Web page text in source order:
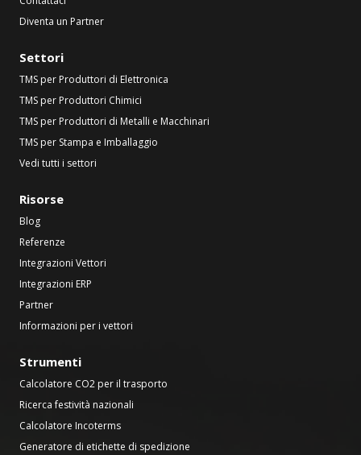
Diventa un Partner
Settori
TMS per Produttori di Elettronica
TMS per Produttori Chimici
TMS per Produttori di Metalli e Macchinari
TMS per Stampa e Imballaggio
Vedi tutti i settori
Risorse
Blog
Referenze
Integrazioni Vettori
Integrazioni ERP
Partner
Informazioni per i vettori
Strumenti
Calcolatore CO2 per il trasporto
Ricerca festività nazionali
Calcolatore Incoterms
Generatore di etichette di spedizione